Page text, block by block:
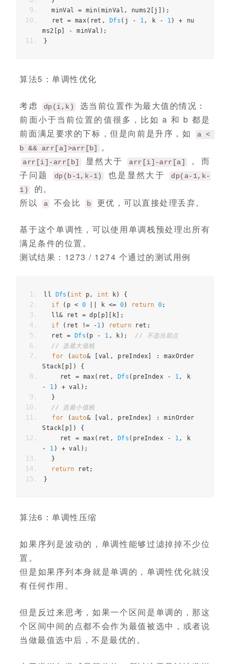
minVal
= min( minVal , nums2[ j
]);
ret
= max( ret , Dfs ( j - 1, k - 1) +
nu
ms2
p - minVal );
}
算法5：单调性优化
考虑 dp(i,k)
选当前位置作为最大值的情况：
前面小于当前位置的值很多，比如 a 和 b 都是
前面满足要求的下标，但是向前是升序，如
a <
b && arr[a]>arr[b]
。
arr[i]-arr[b] 显然大于 arr[i]-arr[a]
， 而
子问题
dp(b-1,k-1) 也是显然大于
dp(a-1,k-
1)
的。
所以
a 不会比 b 更优，可以直接处理丢弃。
基于这个单调性，可以使用单调栈预处理出所有
满足条件的位置。
测试结果：1273 / 1274 个通过的测试用例
ll Dfs ( int p, int k)
{
if
( p < 0 k <= 0) return 0;
ll& ret = dp p k ];
if
( ret != -1 ) return ret ;
ret
= Dfs ( p - 1 , k );
// 不选当前点
// 选最大值栈
for
(auto& val , preIndex :
maxOrder
Stack
p ])
{
ret
= max( ret , Dfs ( preIndex - 1,
k
-
1 ) + val );
}
// 选最小值栈
for
(auto& val , preIndex :
minOrder
Stack
p ])
{
ret
= max( ret , Dfs ( preIndex - 1,
k
-
1 ) + val );
}
return
ret ;
}
算法6：单调性压缩
如果序列是波动的，单调性能够过滤掉掉不少位
置。
但是如果序列本身就是单调的，单调性优化就没
有任何作用。
但是反过来思考，如果一个区间是单调的，那这
个区间中间的点都不会作为最值被选中，或者说
当做最值选中后，不是最优的。